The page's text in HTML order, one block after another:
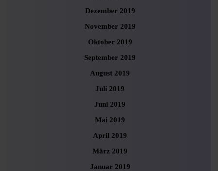
Dezember 2019
November 2019
Oktober 2019
September 2019
August 2019
Juli 2019
Juni 2019
Mai 2019
April 2019
März 2019
Januar 2019